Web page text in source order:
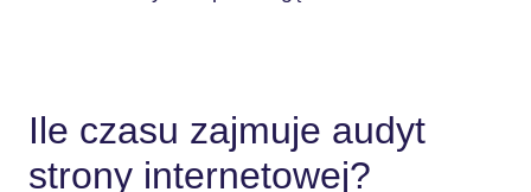
Ile czasu zajmuje audyt
strony internetowej?